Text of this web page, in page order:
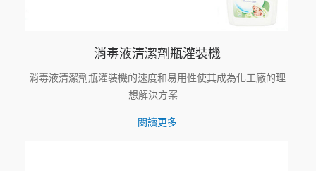
消毒液清潔劑瓶灌裝機
消毒液清潔劑瓶灌裝機的速度和易用性使其成為化工廠的理
想解決方案...
閱讀更多